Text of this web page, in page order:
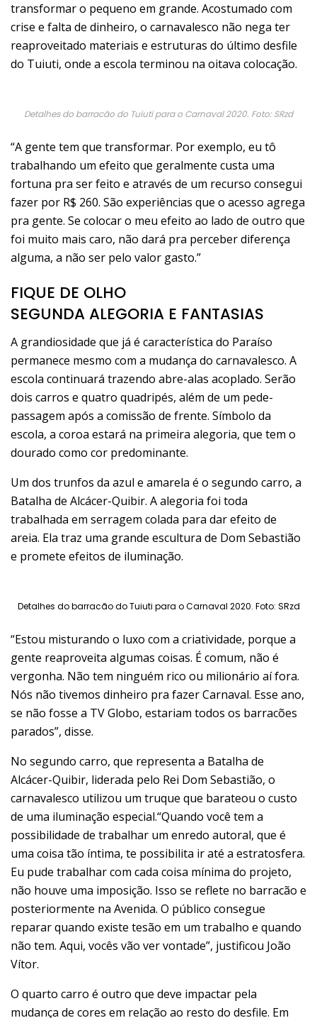
transformar o pequeno em grande. Acostumado com
crise e falta de dinheiro, o carnavalesco não nega ter
reaproveitado materiais e estruturas do último desfile
do Tuiuti, onde a escola terminou na oitava colocação.
Detalhes do barracão do Tuiuti para o Carnaval 2020. Foto: SRzd
“A gente tem que transformar. Por exemplo, eu tô
trabalhando um efeito que geralmente custa uma
fortuna pra ser feito e através de um recurso consegui
fazer por R$ 260. São experiências que o acesso agrega
pra gente. Se colocar o meu efeito ao lado de outro que
foi muito mais caro, não dará pra perceber diferença
alguma, a não ser pelo valor gasto.”
FIQUE DE OLHO
SEGUNDA ALEGORIA E FANTASIAS
A grandiosidade que já é característica do Paraíso
permanece mesmo com a mudança do carnavalesco. A
escola continuará trazendo abre-alas acoplado. Serão
dois carros e quatro quadripés, além de um pede-
passagem após a comissão de frente. Símbolo da
escola, a coroa estará na primeira alegoria, que tem o
dourado como cor predominante.
Um dos trunfos da azul e amarela é o segundo carro, a
Batalha de Alcácer-Quibir. A alegoria foi toda
trabalhada em serragem colada para dar efeito de
areia. Ela traz uma grande escultura de Dom Sebastião
e promete efeitos de iluminação.
Detalhes do barracão do Tuiuti para o Carnaval 2020. Foto: SRzd
“Estou misturando o luxo com a criatividade, porque a
gente reaproveita algumas coisas. É comum, não é
vergonha. Não tem ninguém rico ou milionário aí fora.
Nós não tivemos dinheiro pra fazer Carnaval. Esse ano,
se não fosse a TV Globo, estariam todos os barracões
parados”, disse.
No segundo carro, que representa a Batalha de
Alcácer-Quibir, liderada pelo Rei Dom Sebastião, o
carnavalesco utilizou um truque que barateou o custo
de uma iluminação especial.“Quando você tem a
possibilidade de trabalhar um enredo autoral, que é
uma coisa tão íntima, te possibilita ir até a estratosfera.
Eu pude trabalhar com cada coisa mínima do projeto,
não houve uma imposição. Isso se reflete no barracão e
posteriormente na Avenida. O público consegue
reparar quando existe tesão em um trabalho e quando
não tem. Aqui, vocês vão ver vontade”, justificou João
Vítor.
O quarto carro é outro que deve impactar pela
mudança de cores em relação ao resto do desfile. Em